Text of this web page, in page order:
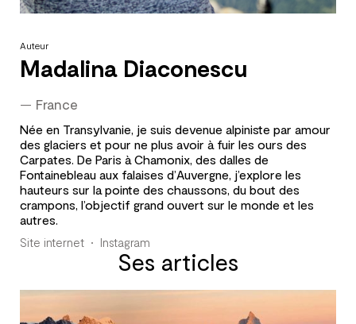
Auteur
Madalina Diaconescu
— France
Née en Transylvanie, je suis devenue alpiniste par amour
des glaciers et pour ne plus avoir à fuir les ours des
Carpates. De Paris à Chamonix, des dalles de
Fontainebleau aux falaises d’Auvergne, j’explore les
hauteurs sur la pointe des chaussons, du bout des
crampons, l’objectif grand ouvert sur le monde et les
autres.
Site internet Instagram
Ses articles